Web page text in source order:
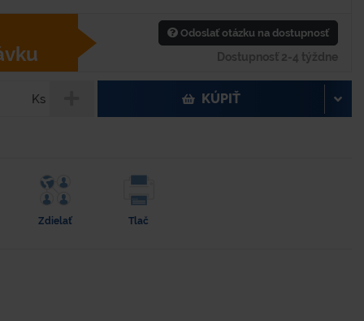
Odoslať otázku na dostupnosť
Dostupnosť 2-4 týždne
Ks KÚPIŤ
Zdielať Tlač